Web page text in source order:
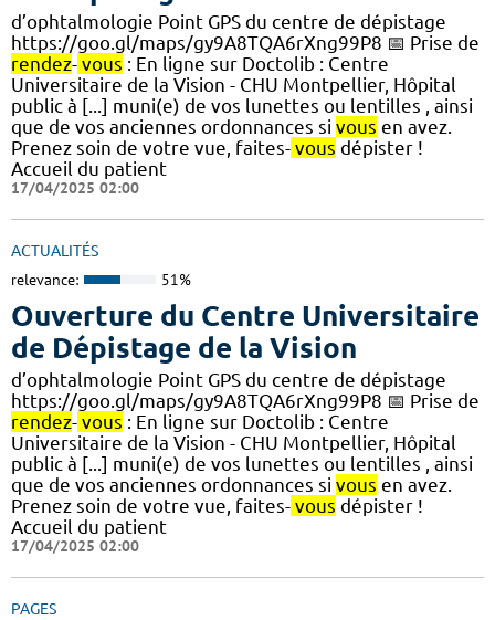
d’ophtalmologie Point GPS du centre de dépistage
https://goo.gl/maps/gy9A8TQA6rXng99P8 📅 Prise de
rendez- vous : En ligne sur Doctolib : Centre
Universitaire de la Vision - CHU Montpellier, Hôpital
public à [...] muni(e) de vos lunettes ou lentilles , ainsi
que de vos anciennes ordonnances si vous en avez.
Prenez soin de votre vue, faites- vous dépister !
Accueil du patient
17/04/2025 02:00
ACTUALITÉS
relevance: 51%
Ouverture du Centre Universitaire
de Dépistage de la Vision
d’ophtalmologie Point GPS du centre de dépistage
https://goo.gl/maps/gy9A8TQA6rXng99P8 📅 Prise de
rendez- vous : En ligne sur Doctolib : Centre
Universitaire de la Vision - CHU Montpellier, Hôpital
public à [...] muni(e) de vos lunettes ou lentilles , ainsi
que de vos anciennes ordonnances si vous en avez.
Prenez soin de votre vue, faites- vous dépister !
Accueil du patient
17/04/2025 02:00
PAGES